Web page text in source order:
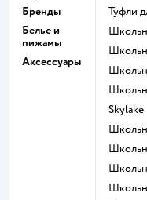
Бренды
Белье и
пижамы
Аксессуары
Туфли
Skylake